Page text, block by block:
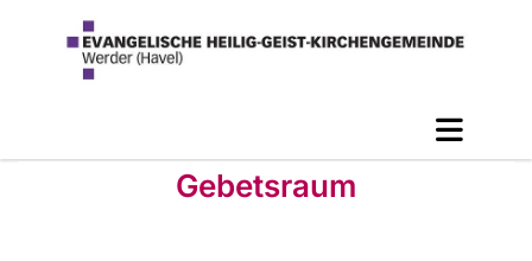
Gebetsraum